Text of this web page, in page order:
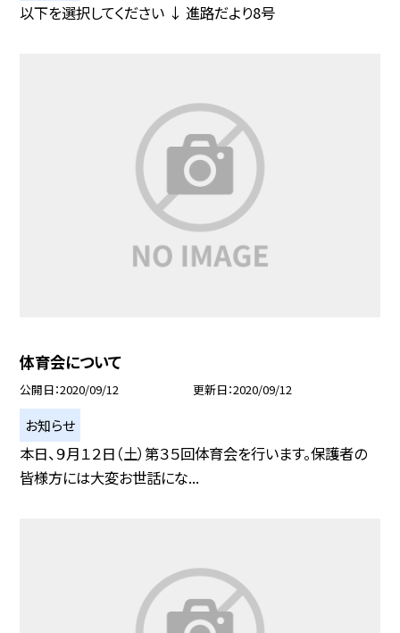
以下を選択してください ↓ 進路だより8号
体育会について
公開日 2020/09/12 更新日 2020/09/12
お知らせ
本日、９月１２日（土）第３５回体育会を行います。保護者の
皆様方には大変お世話にな...